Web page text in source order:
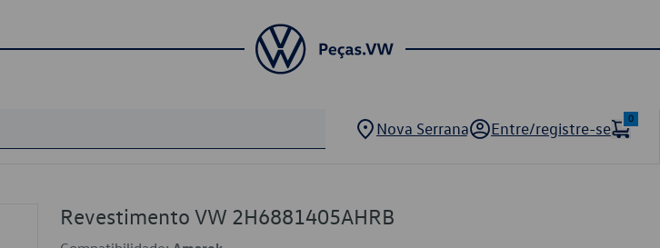
Nova Serrana Entre/registre-se
0
Revestimento VW 2H6881405AHRB